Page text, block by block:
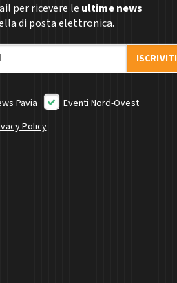
per ricevere le ultime news
di posta elettronica.
ISCRIVITI
Pavia
Eventi Nord-Ovest
Policy